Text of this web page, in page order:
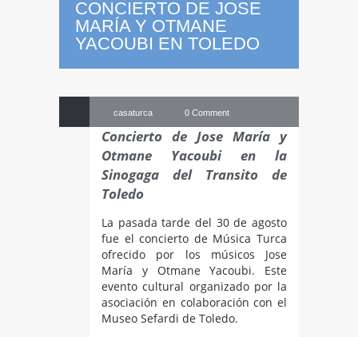
CONCIERTO DE JOSE
MARÍA Y OTMANE
YACOUBI EN TOLEDO
30
Otmane Yacoubi
en Toledo
casaturca 0 Comment
Concierto de Jose María y
Otmane Yacoubi en la
Sinogaga del Transito de
Toledo
La pasada tarde del 30 de agosto
fue el concierto de Música Turca
ofrecido por los músicos Jose
María y Otmane Yacoubi. Este
evento cultural organizado por la
asociación en colaboración con el
Museo Sefardi de Toledo.